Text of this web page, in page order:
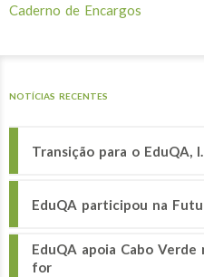
Caderno de Encargos
NOTÍCIAS RECENTES
Transição para o EduQA,
EduQA participou na
EduQA apoia Cabo Verde
for